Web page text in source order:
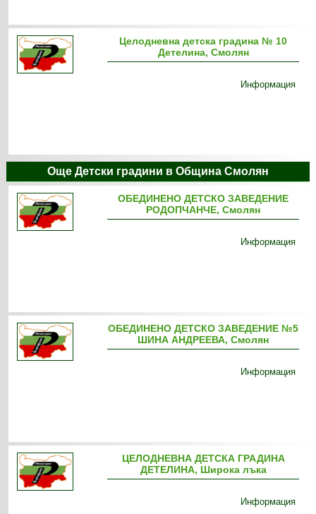
Целодневна детска градина № 10
Детелина, Смолян
Информация
Още Детски градини в Община Смолян
ОБЕДИНЕНО ДЕТСКО ЗАВЕДЕНИЕ
РОДОПЧАНЧЕ, Смолян
Информация
ОБЕДИНЕНО ДЕТСКО ЗАВЕДЕНИЕ №5
ШИНА АНДРЕЕВА, Смолян
Информация
ЦЕЛОДНЕВНА ДЕТСКА ГРАДИНА
ДЕТЕЛИНА, Широка лъка
Информация